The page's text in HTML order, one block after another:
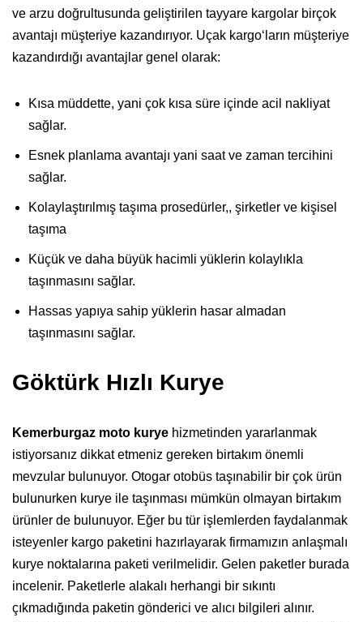
ve arzu doğrultusunda geliştirilen tayyare kargolar birçok
avantajı müşteriye kazandırıyor. Uçak kargo‘ların müşteriye
kazandırdığı avantajlar genel olarak:
Kısa müddette, yani çok kısa süre içinde acil nakliyat
sağlar.
Esnek planlama avantajı yani saat ve zaman tercihini
sağlar.
Kolaylaştırılmış taşıma prosedürler,, şirketler ve kişisel
taşıma
Küçük ve daha büyük hacimli yüklerin kolaylıkla
taşınmasını sağlar.
Hassas yapıya sahip yüklerin hasar almadan
taşınmasını sağlar.
Göktürk Hızlı Kurye
Kemerburgaz moto kurye hizmetinden yararlanmak
istiyorsanız dikkat etmeniz gereken birtakım önemli
mevzular bulunuyor. Otogar otobüs taşınabilir bir çok ürün
bulunurken kurye ile taşınması mümkün olmayan birtakım
ürünler de bulunuyor. Eğer bu tür işlemlerden faydalanmak
isteyenler kargo paketini hazırlayarak firmamızın anlaşmalı
kurye noktalarına paketi verilmelidir. Gelen paketler burada
incelenir. Paketlerle alakalı herhangi bir sıkıntı
çıkmadığında paketin gönderici ve alıcı bilgileri alınır.